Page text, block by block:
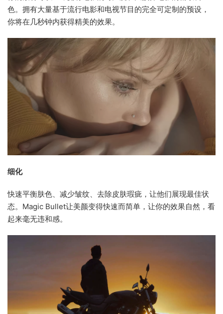
色。拥有大量基于流行电影和电视节目的完全可定制的预设，
你将在几秒钟内获得精美的效果。
细化
快速平衡肤色、减少皱纹、去除皮肤瑕疵，让他们展现最佳状
态。Magic Bullet让美颜变得快速而简单，让你的效果自然，看
起来毫无违和感。